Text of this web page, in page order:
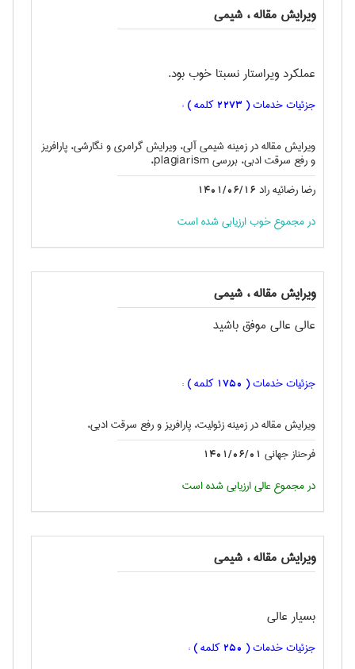
ویرایش مقاله ، شيمی
عملکرد ویراستار نسبتا خوب بود.
جزئیات خدمات ( 2273 کلمه ) :
ویرایش مقاله در زمینه شیمی آلی، ویرایش گرامری و نگارشی، پارافریز
و رفع سرقت ادبی، بررسی plagiarism،
رضا رضائیه راد 1401/06/16
در مجموع خوب ارزیابی شده است
ویرایش مقاله ، شيمی
عالی عالی موفق باشید
جزئیات خدمات ( 1750 کلمه ) :
ویرایش مقاله در زمینه زئولیت، پارافریز و رفع سرقت ادبی،
فرحناز جهانی 1401/06/01
در مجموع عالی ارزیابی شده است
ویرایش مقاله ، شيمی
بسیار عالی
جزئیات خدمات ( 250 کلمه ) :